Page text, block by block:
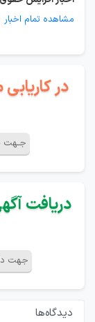
مشاهده تمام اخبار
در
جـهت
دریافت
جهت
دیدگاه‌ها